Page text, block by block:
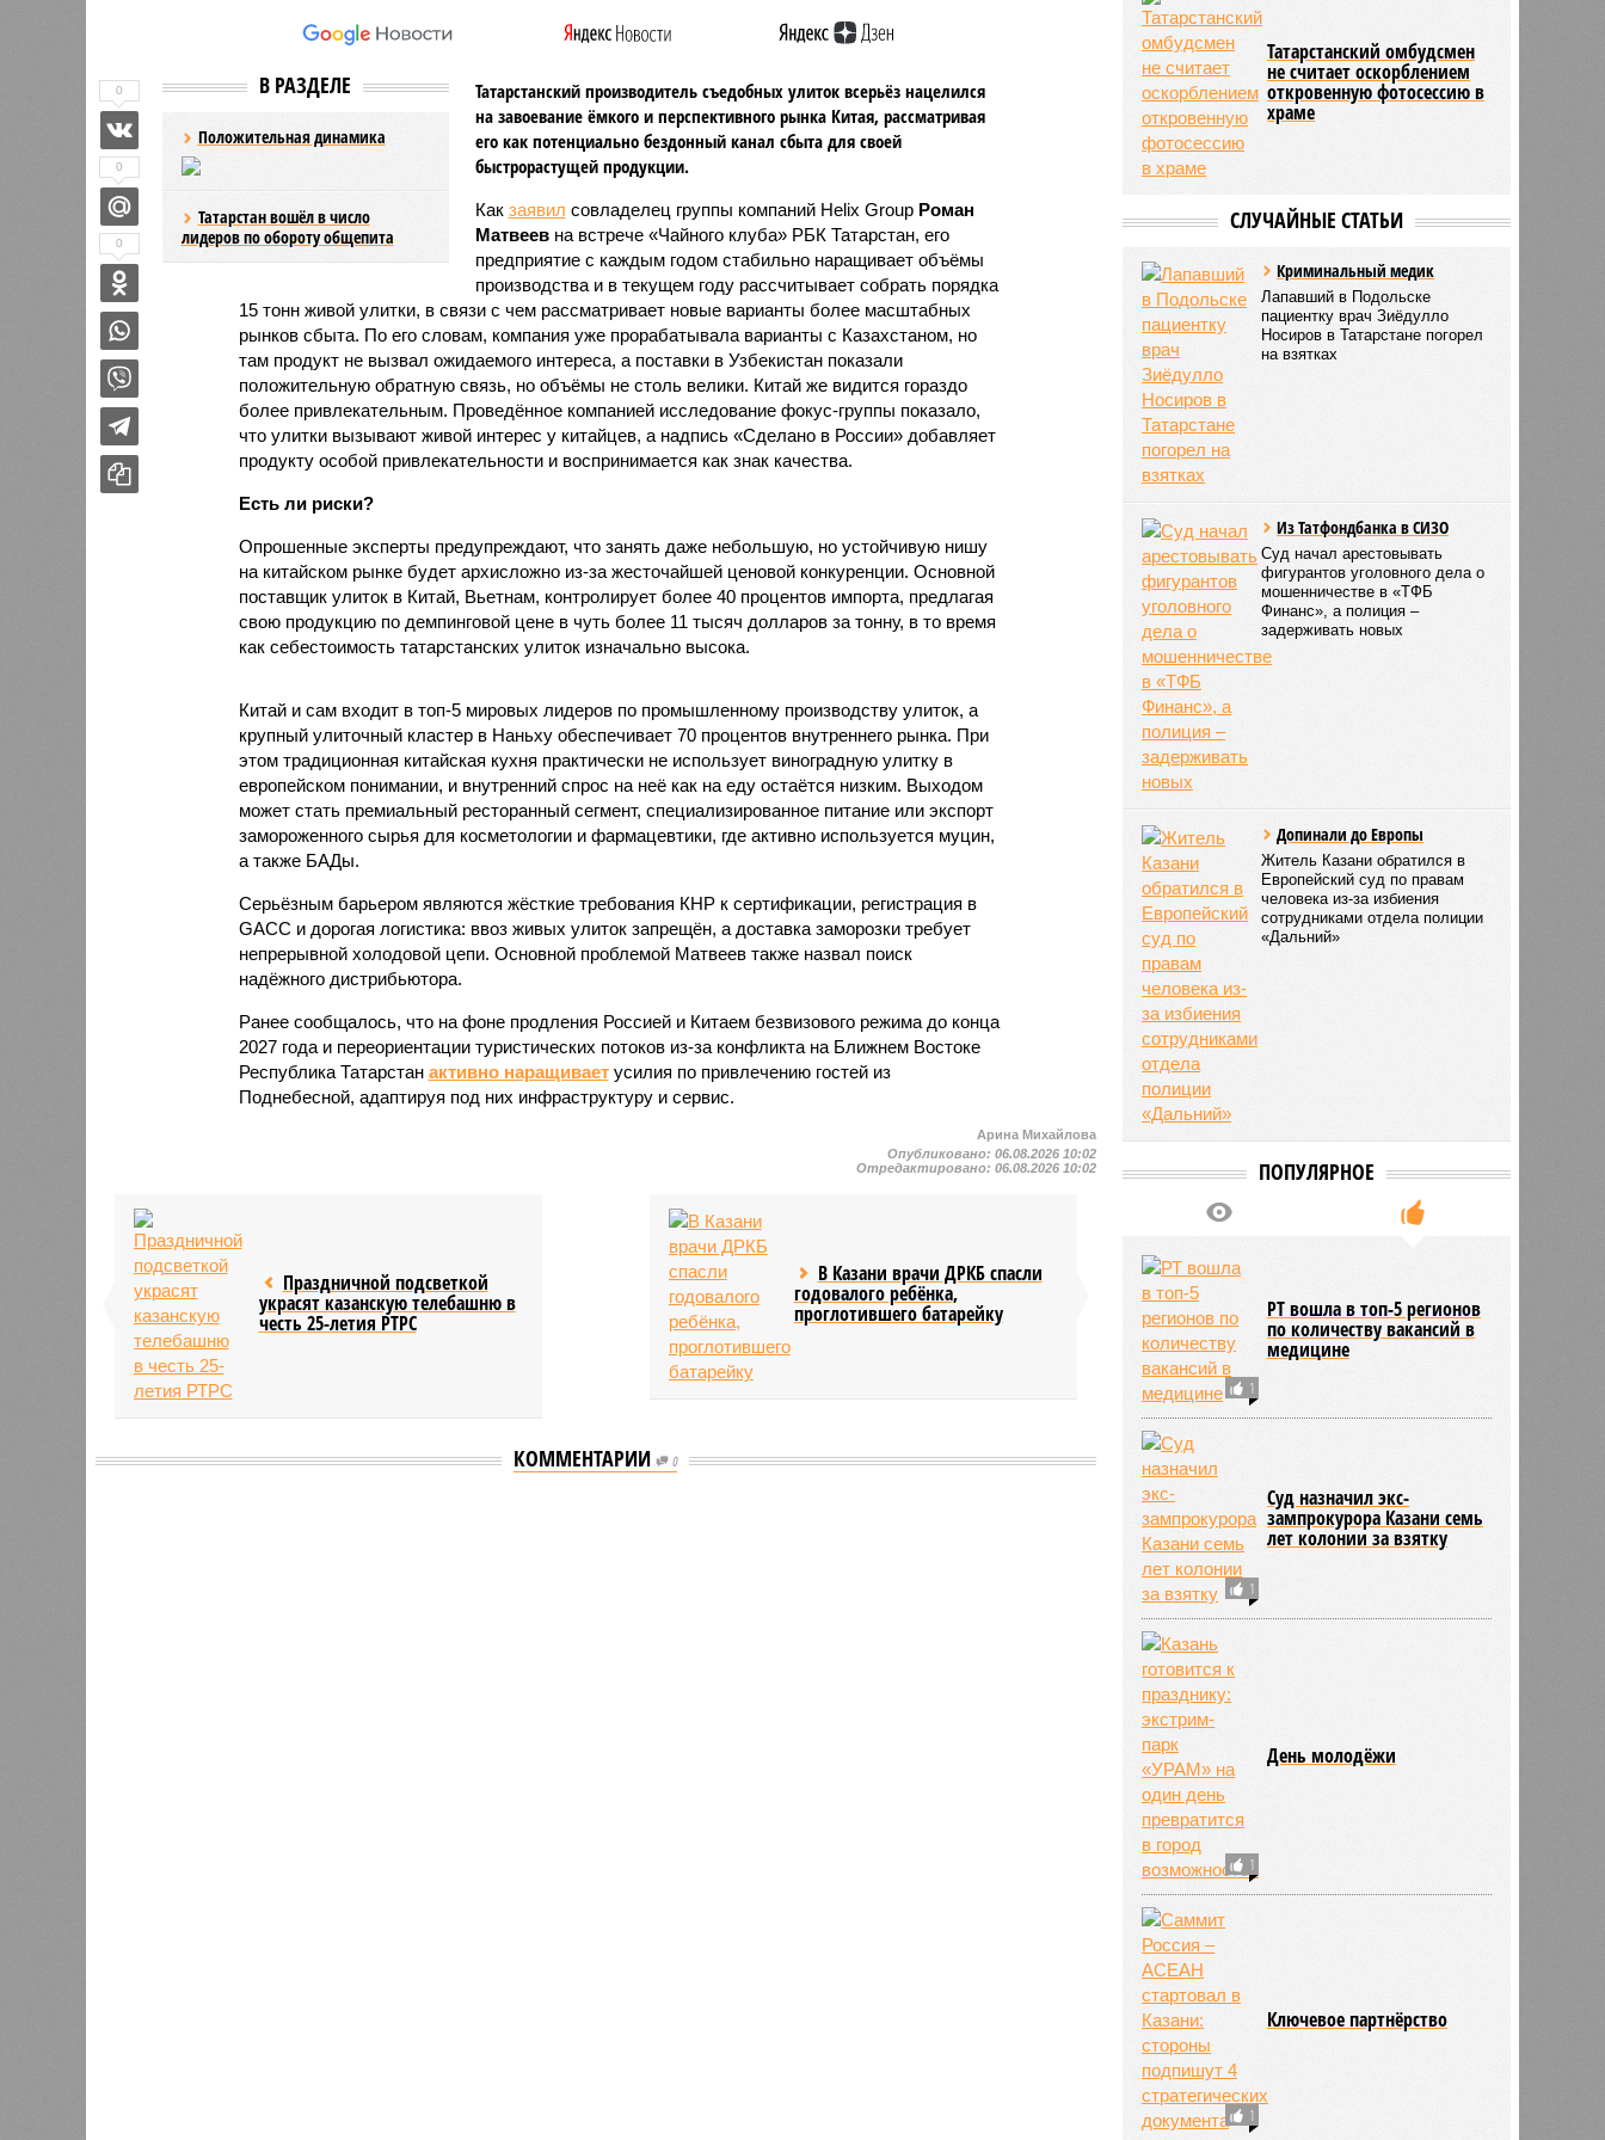
В РАЗДЕЛЕ
Положительная динамика
Татарстан вошёл в число
лидеров по обороту общепита
Татарстанский производитель съедобных улиток всерьёз нацелился
на завоевание ёмкого и перспективного рынка Китая, рассматривая
его как потенциально бездонный канал сбыта для своей
быстрорастущей продукции.
Как заявил совладелец группы компаний Helix Group Роман
Матвеевна встрече «Чайного клуба» РБК Татарстан, его
предприятие с каждым годом стабильно наращивает объёмы
производства и в текущем году рассчитывает собрать порядка
15 тонн живой улитки, в связи с чем рассматривает новые варианты более масштабных
рынков сбыта. По его словам, компания уже прорабатывала варианты с Казахстаном, но
там продукт не вызвал ожидаемого интереса, а поставки в Узбекистан показали
положительную обратную связь, но объёмы не столь велики. Китай же видится гораздо
более привлекательным. Проведённое компанией исследование фокус-группы показало,
что улитки вызывают живой интерес у китайцев, а надпись «Сделано в России» добавляет
продукту особой привлекательности и воспринимается как знак качества.
Есть ли риски?
Опрошенные эксперты предупреждают, что занять даже небольшую, но устойчивую нишу
на китайском рынке будет архисложно из-за жесточайшей ценовой конкуренции. Основной
поставщик улиток в Китай, Вьетнам, контролирует более 40 процентов импорта, предлагая
свою продукцию по демпинговой цене в чуть более 11 тысяч долларов за тонну, в то время
как себестоимость татарстанских улиток изначально высока.
Китай и сам входит в топ-5 мировых лидеров по промышленному производству улиток, а
крупный улиточный кластер в Наньху обеспечивает 70 процентов внутреннего рынка. При
этом традиционная китайская кухня практически не использует виноградную улитку в
европейском понимании, и внутренний спрос на неё как на еду остаётся низким. Выходом
может стать премиальный ресторанный сегмент, специализированное питание или экспорт
замороженного сырья для косметологии и фармацевтики, где активно используется муцин,
а также БАДы.
Серьёзным барьером являются жёсткие требования КНР к сертификации, регистрация в
GACC и дорогая логистика: ввоз живых улиток запрещён, а доставка заморозки требует
непрерывной холодовой цепи. Основной проблемой Матвеев также назвал поиск
надёжного дистрибьютора.
Ранее сообщалось, что на фоне продления Россией и Китаем безвизового режима до конца
2027 года и переориентации туристических потоков из-за конфликта на Ближнем Востоке
Республика Татарстан активно наращиваетусилия по привлечению гостей из
Поднебесной, адаптируя под них инфраструктуру и сервис.
0
0
0
Арина Михайлова
Опубликовано:06.08.2026 10:02
Отредактировано:06.08.2026 10:02
Праздничной подсветкой
украсят казанскую телебашню в
честь 25-летия РТРС
В Казани врачи ДРКБ спасли
годовалого ребёнка,
проглотившего батарейку
КОММЕНТАРИИ 0
Татарстанский омбудсмен
не считает оскорблением
откровенную фотосессию в
храме
СЛУЧАЙНЫЕ СТАТЬИ
Криминальный медик
Лапавший в Подольске
пациентку врач Зиёдулло
Носиров в Татарстане погорел
на взятках
Из Татфондбанка в СИЗО
Суд начал арестовывать
фигурантов уголовного дела о
мошенничестве в «ТФБ
Финанс», а полиция –
задерживать новых
Допинали до Европы
Житель Казани обратился в
Европейский суд по правам
человека из-за избиения
сотрудниками отдела полиции
«Дальний»
ПОПУЛЯРНОЕ
1
РТ вошла в топ-5 регионов
по количеству вакансий в
медицине
1
Суд назначил экс-
зампрокурора Казани семь
лет колонии за взятку
1
День молодёжи
1
Ключевое партнёрство